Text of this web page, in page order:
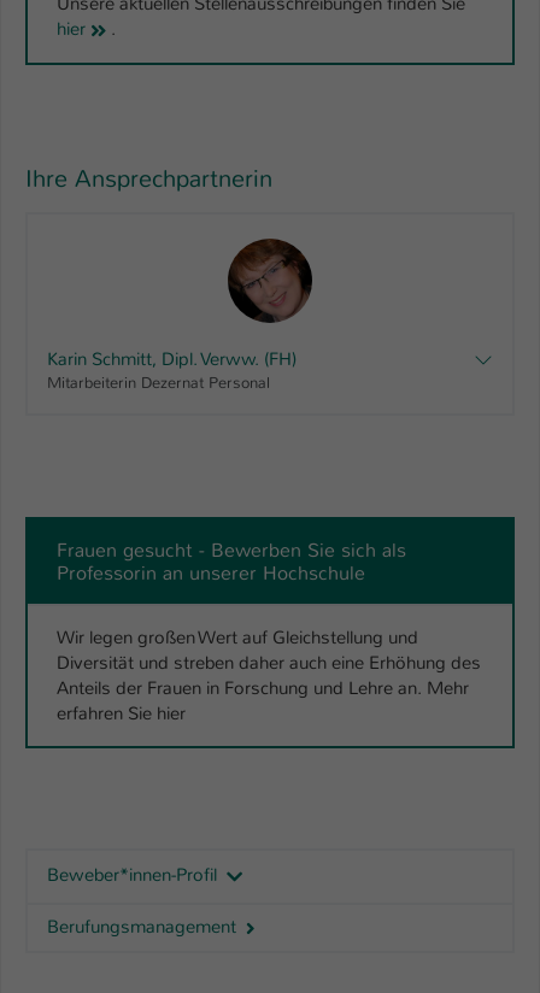
hier
.
Ihre Ansprechpartnerin
Karin Schmitt, Dipl. Verww. (FH)
Mitarbeiterin Dezernat Personal
Frauen gesucht - Bewerben Sie sich als
Professorin an unserer Hochschule
Wir legen großen Wert auf Gleichstellung und
Diversität und streben daher auch eine Erhöhung des
Anteils der Frauen in Forschung und Lehre an. Mehr
erfahren Sie hier
Beweber*innen-Profil
Berufungsmanagement